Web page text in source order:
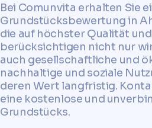
Bei Comunvita erhalten Sie
Grundstücksbewertung in
die auf höchster Qualität
berücksichtigen nicht nur
auch gesellschaftliche und
nachhaltige und soziale
deren Wert langfristig.
eine kostenlose und
Grundstücks.